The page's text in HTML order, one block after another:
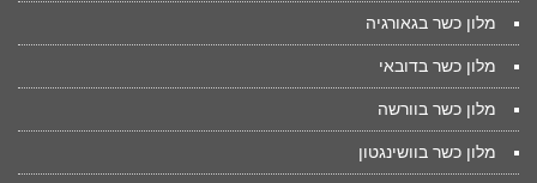
מלון כשר בגאורגיה
מלון כשר בדובאי
מלון כשר בוורשה
מלון כשר בוושינגטון